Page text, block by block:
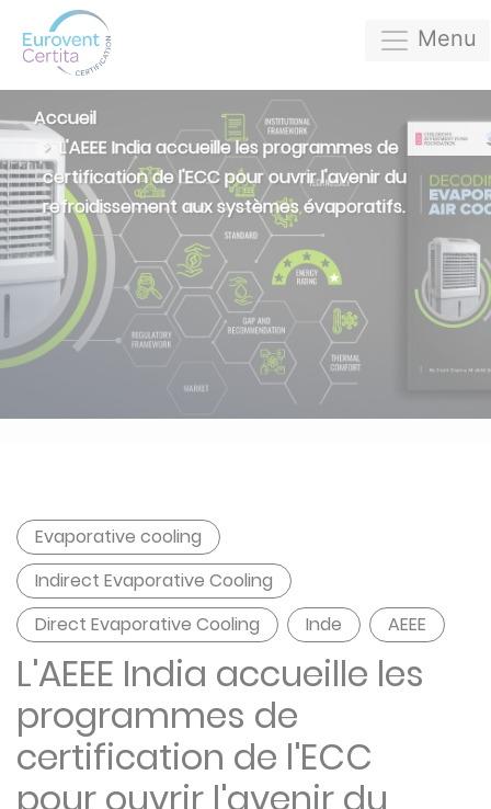
Menu
Accueil
L'AEEE India accueille les programmes de
certification de l'ECC pour ouvrir l'avenir du
refroidissement aux systèmes évaporatifs.
Evaporative cooling
Indirect Evaporative Cooling
Direct Evaporative Cooling
Inde AEEE
L'AEEE India accueille les
programmes de
certification de l'ECC
pour ouvrir l'avenir du